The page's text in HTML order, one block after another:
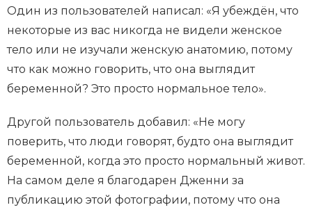
Один из пользователей написал: «Я убеждён, что
некоторые из вас никогда не видели женское
тело или не изучали женскую анатомию, потому
что как можно говорить, что она выглядит
беременной? Это просто нормальное тело».
Другой пользователь добавил: «Не могу
поверить, что люди говорят, будто она выглядит
беременной, когда это просто нормальный живот.
На самом деле я благодарен Дженни за
публикацию этой фотографии, потому что она